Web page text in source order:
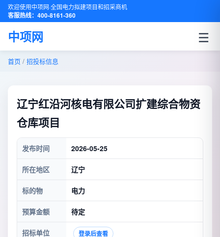
欢迎使用中项网·全国电力拟建项目和招采商机
客服热线：400-8161-360
中项网 ☰
首页 / 招投标信息
辽宁红沿河核电有限公司扩建综合物资
仓库项目
发布时间 2026-05-25
所在地区 辽宁
标的物 电力
预算金额 待定
招标单位 登录后查看